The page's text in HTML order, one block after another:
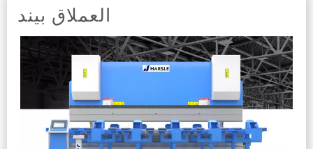
العملاق بيند